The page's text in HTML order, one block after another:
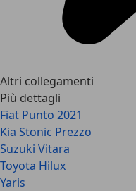
Altri collegamenti
Più dettagli
Fiat Punto 2021
Kia Stonic Prezzo
Suzuki Vitara
Toyota Hilux
Yaris